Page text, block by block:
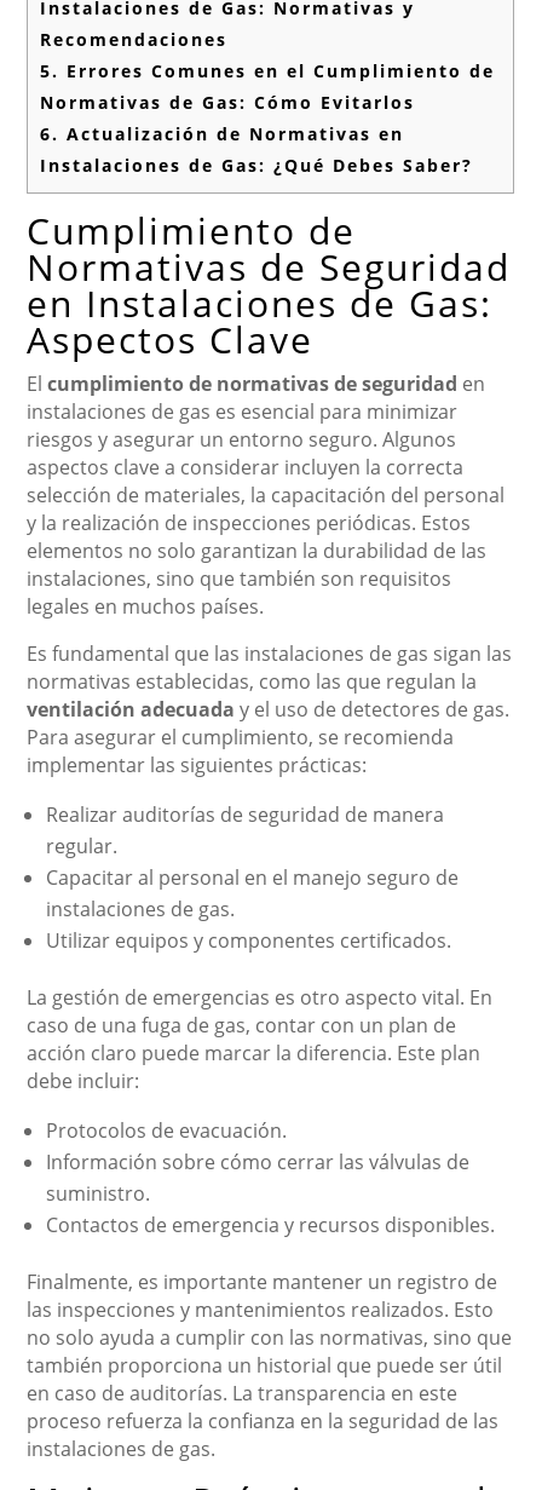
Instalaciones de Gas: Normativas y
Recomendaciones
5. Errores Comunes en el Cumplimiento de
Normativas de Gas: Cómo Evitarlos
6. Actualización de Normativas en
Instalaciones de Gas: ¿Qué Debes Saber?
Cumplimiento de
Normativas de Seguridad
en Instalaciones de Gas:
Aspectos Clave
Elcumplimiento de normativas de seguridad en
instalaciones de gas es esencial para minimizar
riesgos y asegurar un entorno seguro. Algunos
aspectos clave a considerar incluyen la correcta
selección de materiales, la capacitación del personal
y la realización de inspecciones periódicas. Estos
elementos no solo garantizan la durabilidad de las
instalaciones, sino que también son requisitos
legales en muchos países.
Es fundamental que las instalaciones de gas sigan las
normativas establecidas, como las que regulan la
ventilación adecuada y el uso de detectores de gas.
Para asegurar el cumplimiento, se recomienda
implementar las siguientes prácticas:
Realizar auditorías de seguridad de manera
regular.
Capacitar al personal en el manejo seguro de
instalaciones de gas.
Utilizar equipos y componentes certificados.
La gestión de emergencias es otro aspecto vital. En
caso de una fuga de gas, contar con un plan de
acción claro puede marcar la diferencia. Este plan
debe incluir:
Protocolos de evacuación.
Información sobre cómo cerrar las válvulas de
suministro.
Contactos de emergencia y recursos disponibles.
Finalmente, es importante mantener un registro de
las inspecciones y mantenimientos realizados. Esto
no solo ayuda a cumplir con las normativas, sino que
también proporciona un historial que puede ser útil
en caso de auditorías. La transparencia en este
proceso refuerza la confianza en la seguridad de las
instalaciones de gas.